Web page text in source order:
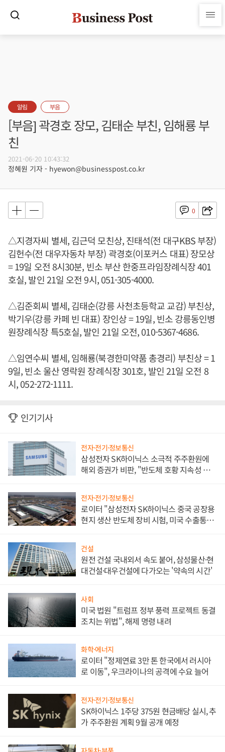
알림 부음
[부음] 곽경호 장모, 김태순 부친, 임해룡 부
친
2021-06-20 10:43:32
정혜원 기자 - hyewon@businesspost.co.kr
0
△지경자씨 별세, 김근덕 모친상, 진태석(전 대구KBS 부장)
김헌수(전 대우자동차 부장) 곽경호(이포커스 대표) 장모상
= 19일 오전 8시30분, 빈소 부산 한중프라임장례식장 401
호실, 발인 21일 오전 9시, 051-305-4000.
△김준회씨 별세, 김태순(강릉 사천초등학교 교감) 부친상,
박기우(강릉 카페 빈 대표) 장인상 = 19일, 빈소 강릉동인병
원장례식장 특5호실, 발인 21일 오전, 010-5367-4686.
△임연수씨 별세, 임해룡(북경한미약품 총경리) 부친상 = 1
9일, 빈소 울산 영락원 장례식장 301호, 발인 21일 오전 8
시, 052-272-1111.
인기기사
전자·전기·정보통신
삼성전자 SK하이닉스 소극적 주주환원에
해외 증권가 비판, "반도체 호황 지속성 의
전자·전기·정보통신
로이터 "삼성전자 SK하이닉스 중국 공장용
현지 생산 반도체 장비 시험, 미국 수출통제
건설
원전 건설 국내외서 속도 붙어, 삼성물산·현
대건설·대우건설에 다가오는 '약속의 시간'
사회
미국 법원 "트럼프 정부 풍력 프로젝트 동결
조치는 위법", 해제 명령 내려
화학·에너지
로이터 "정제연료 3만 톤 한국에서 러시아
로 이동", 우크라이나의 공격에 수요 늘어
전자·전기·정보통신
SK하이닉스 1주당 375원 현금배당 실시, 추
가 주주환원 계획 9월 공개 예정